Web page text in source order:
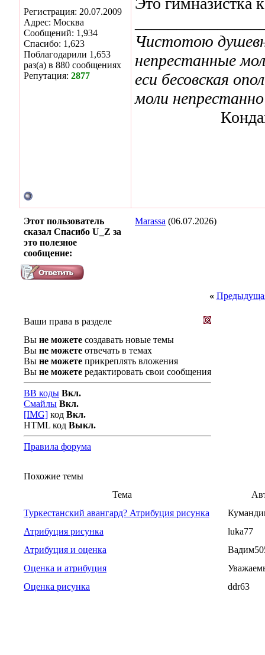
Регистрация: 20.07.2009
Адрес: Москва
Сообщений: 1,934
Спасибо: 1,623
Поблагодарили 1,653
раз(а) в 880 сообщениях
Репутация: 2877
Чистотою
непрестанные
еси бесовская
моли
Этот пользователь
сказал Спасибо U_Z за
это полезное
сообщение:
Marassa (06.07.2026)
«
Ваши права в разделе
Вы не можете создавать новые темы
Вы не можете отвечать в темах
Вы не можете прикреплять вложения
Вы не можете редактировать свои сообщения
BB коды Вкл.
Смайлы Вкл.
[IMG] код Вкл.
HTML код Выкл.
Правила форума
Похожие темы
Тема
Туркестанский авангард? Атрибуция рисунка
Атрибуция рисунка
luka77
Атрибуция и оценка
Оценка и атрибуция
Оценка рисунка
ddr63